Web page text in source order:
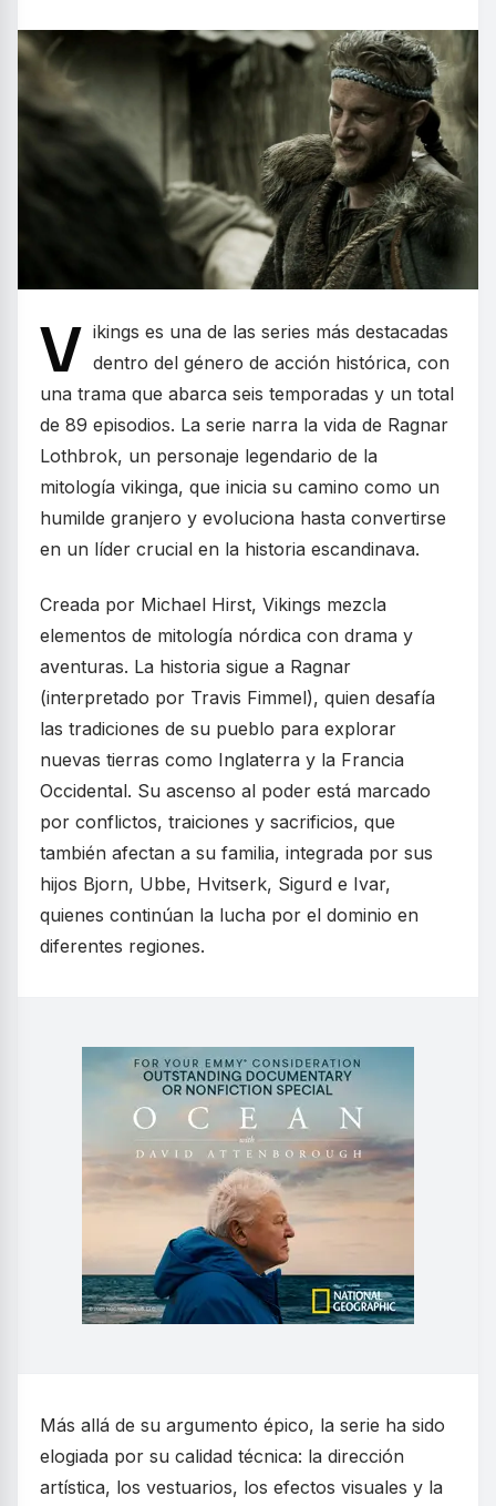
V ikings es una de las series más destacadas
dentro del género de acción histórica, con
una trama que abarca seis temporadas y un total
de 89 episodios. La serie narra la vida de Ragnar
Lothbrok, un personaje legendario de la
mitología vikinga, que inicia su camino como un
humilde granjero y evoluciona hasta convertirse
en un líder crucial en la historia escandinava.
Creada por Michael Hirst, Vikings mezcla
elementos de mitología nórdica con drama y
aventuras. La historia sigue a Ragnar
(interpretado por Travis Fimmel), quien desafía
las tradiciones de su pueblo para explorar
nuevas tierras como Inglaterra y la Francia
Occidental. Su ascenso al poder está marcado
por conflictos, traiciones y sacrificios, que
también afectan a su familia, integrada por sus
hijos Bjorn, Ubbe, Hvitserk, Sigurd e Ivar,
quienes continúan la lucha por el dominio en
diferentes regiones.
Más allá de su argumento épico, la serie ha sido
elogiada por su calidad técnica: la dirección
artística, los vestuarios, los efectos visuales y la